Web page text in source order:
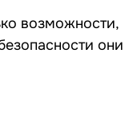
возможности,
они